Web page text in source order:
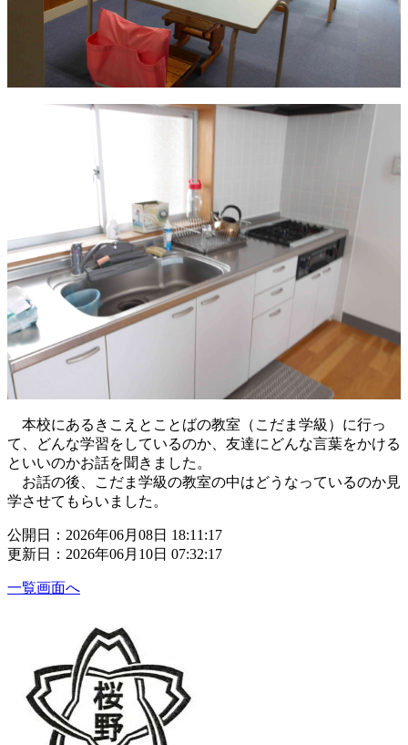
本校にあるきこえとことばの教室（こだま学級）に行っ
て、どんな学習をしているのか、友達にどんな言葉をかける
といいのかお話を聞きました。
お話の後、こだま学級の教室の中はどうなっているのか見
学させてもらいました。
公開日：2026年06月08日 18:11:17
更新日：2026年06月10日 07:32:17
一覧画面へ